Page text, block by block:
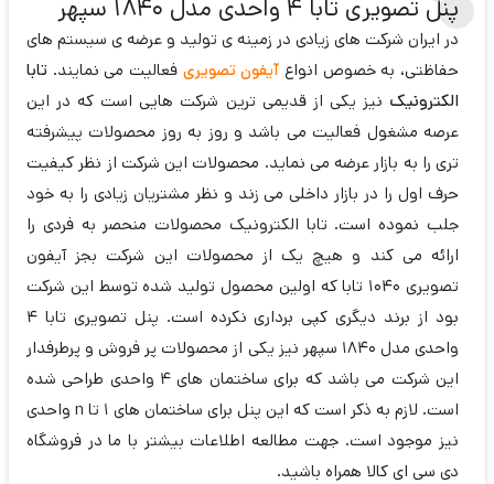
پنل تصویری تابا 4 واحدی مدل 1840 سپهر
در ایران شرکت های زیادی در زمینه ی تولید و عرضه ی سیستم های
حفاظتی، به خصوص انواع آیفون تصویری فعالیت می نمایند. تابا
الکترونیک نیز یکی از قدیمی ترین شرکت هایی است که در این
عرصه مشغول فعالیت می باشد و روز به روز محصولات پیشرفته
تری را به بازار عرضه می نماید. محصولات این شرکت از نظر کیفیت
حرف اول را در بازار داخلی می زند و نظر مشتریان زیادی را به خود
جلب نموده است. تابا الکترونیک محصولات منحصر به فردی را
ارائه می کند و هیچ یک از محصولات این شرکت بجز آیفون
تصویری 1040 تابا که اولین محصول تولید شده توسط این شرکت
بود از برند دیگری کپی برداری نکرده است. پنل تصویری تابا 4
واحدی مدل 1840 سپهر نیز یکی از محصولات پر فروش و پرطرفدار
این شرکت می باشد که برای ساختمان های 4 واحدی طراحی شده
است. لازم به ذکر است که این پنل برای ساختمان های 1 تا n واحدی
نیز موجود است. جهت مطالعه اطلاعات بیشتر با ما در فروشگاه
دی سی ای کالا همراه باشید.